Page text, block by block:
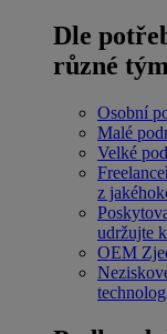
Dle
různé
Osobní
Malé
Velké
z
udržujte
OEM